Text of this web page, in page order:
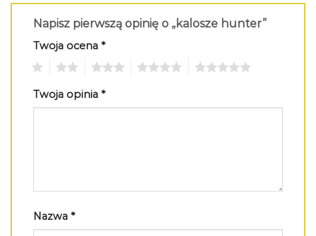
Napisz pierwszą opinię o „kalosze hunter”
Twoja ocena *
Twoja opinia *
Nazwa *